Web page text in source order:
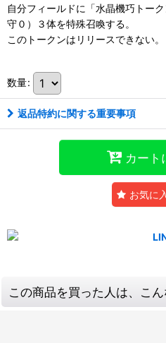
自分フィールドに「水晶機巧トー
守０）３体を特殊召喚する。
このトークンはリリースできない。
数量:
返品特約に関する重要事項
カート
お気に
この商品を買った人は、こ